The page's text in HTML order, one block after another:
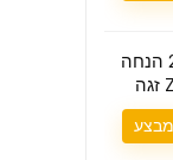
מבצעים והנחות עד 25% הנחה